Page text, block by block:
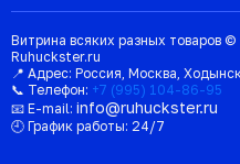
Витрина всяких разных товаров ©
Ruhuckster.ru
📍 Адрес: Россия Москва
📞 Телефон: +7 (995) 104-86-95
📧 E-mail: info@ruhuckster.ru
🕘 График работы: 24/7